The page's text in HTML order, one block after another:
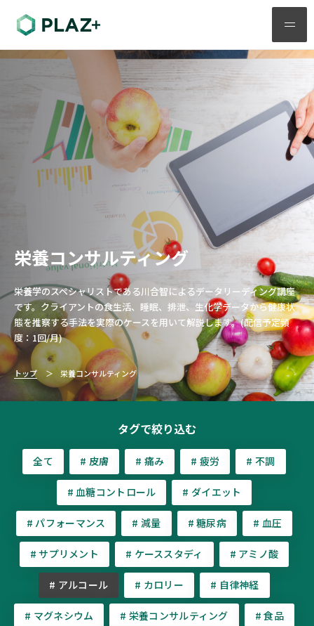
メ
ニ
ュ
栄養コンサルティング
栄養学のスペシャリストである川合智によるデータリーディング講座
です。クライアントの食生活、睡眠、排泄、生化学データから健康状
態を推察する手法を実際のケースを用いて解説します。(配信予定頻
度：1回/月)
トップ 栄養コンサルティング
タグで絞り込む
全て # 皮膚 # 痛み # 疲労 # 不調
# 血糖コントロール # ダイエット
# パフォーマンス # 減量 # 糖尿病 # 血圧
# サプリメント # ケーススタディ # アミノ酸
# アルコール # カロリー # 自律神経
# マグネシウム # 栄養コンサルティング # 食品